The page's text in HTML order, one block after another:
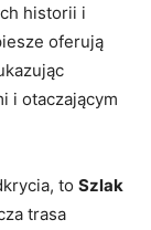
⁢historii i
oferują
i otaczającym
to Szlak
⁣trasa